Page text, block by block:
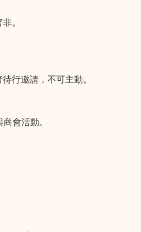
。
行邀請，不可主動。
會活動。